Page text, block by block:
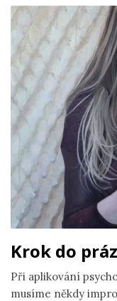
Krok do
Při aplikování
musíme někdy